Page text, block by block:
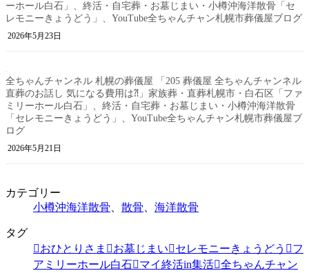
ーホール白石」、終活・自宅葬・お墓じまい・小樽沖海洋散骨「セ
レモニーきょうどう」、YouTube全ちゃんチャン札幌市葬儀屋ブログ
2026年5月23日
全ちゃんチャンネル 札幌の葬儀屋 「205 葬儀屋 全ちゃんチャンネル
直葬のお話し 気になる費用は⁈」家族葬・直葬札幌市・白石区「ファ
ミリーホール白石」、終活・自宅葬・お墓じまい・小樽沖海洋散骨
「セレモニーきょうどう」、YouTube全ちゃんチャン札幌市葬儀屋ブ
ログ
2026年5月21日
カテゴリー
小樽沖海洋散骨
散骨 海洋散骨
タグ
おひとりさま
お墓じまい セレモニーきょうどう
フ
アミリーホール白石
マイ終活in集活 全ちゃんチャン